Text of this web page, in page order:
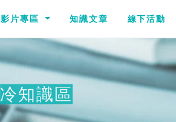
影片專區 知識文章 線下活動
冷知識區